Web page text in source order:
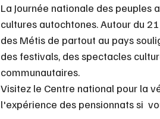
La Journée nationale des
cultures autochtones. Autour du
des Métis de partout au pays
des festivals, des spectacles
communautaires.
Visitez le Centre national pour la
l'expérience des pensionnats si